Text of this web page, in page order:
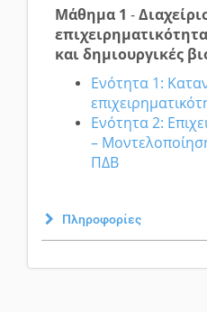
Μάθημα 1 -
και δημιουργικές
Ενότητα 1:
Ενότητα 2:
–
ΠΔΒ
Πληροφορίες